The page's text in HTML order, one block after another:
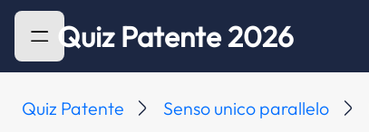
Quiz Patente 2026
Quiz Patente Senso unico parallelo